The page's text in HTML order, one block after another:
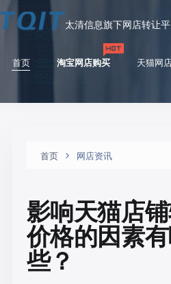
太清信息旗下网店转让
首页 淘宝网店购买 天猫网
首页 网店资讯
影响天猫店
价格的因素
些？